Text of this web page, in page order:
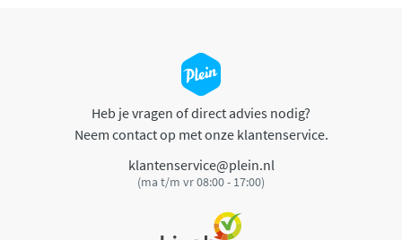
Heb je vragen of direct advies nodig?
Neem contact op met onze klantenservice.
klantenservice@plein.nl
(ma t/m vr 08:00 - 17:00)